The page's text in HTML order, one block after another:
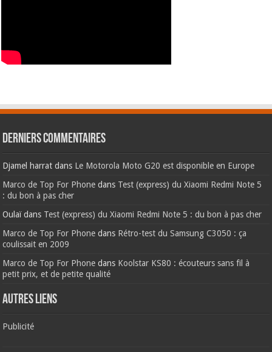
Derniers commentaires
Djamel harrat dans Le Motorola Moto G20 est disponible en Europe
Marco de Top For Phone dans Test (express) du Xiaomi Redmi Note 5
: du bon à pas cher
Oulaïdans Test (express) du Xiaomi Redmi Note 5 : du bon à pas cher
Marco de Top For Phone dans Rétro-test du Samsung C3050 : ça
coulissait en 2009
Marco de Top For Phone dans Koolstar KS80 : écouteurs sans fil à
petit prix, et de petite qualité
AUTRES LIENS
Publicité